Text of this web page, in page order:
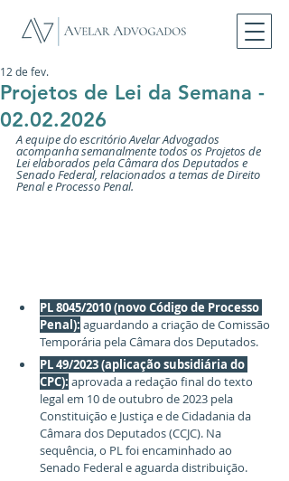
Projetos de Lei da Semana -
02.02.2026
12 de fev.
A equipe do escritório Avelar Advogados
acompanha semanalmente todos os Projetos de
Lei elaborados pela Câmara dos Deputados e
Senado Federal, relacionados a temas de Direito
Penal e Processo Penal.
PL 8045/2010 (novo Código de Processo
Penal): aguardando a criação de Comissão
Temporária pela Câmara dos Deputados.
PL 49/2023 (aplicação subsidiária do
CPC): aprovada a redação final do texto
legal em 10 de outubro de 2023 pela
Constituição e Justiça e de Cidadania da
Câmara dos Deputados (CCJC). Na
sequência, o PL foi encaminhado ao
Senado Federal e aguarda distribuição.